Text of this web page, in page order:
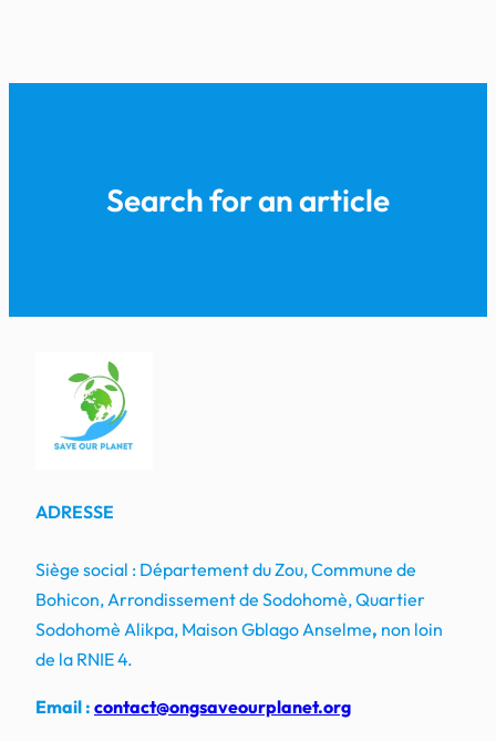
Search for an article
ADRESSE
Siège social : Département du Zou, Commune de
Bohicon, Arrondissement de Sodohomè, Quartier
Sodohomè Alikpa, Maison Gblago Anselme, non loin
de la RNIE 4.
Email : contact@ongsaveourplanet.org